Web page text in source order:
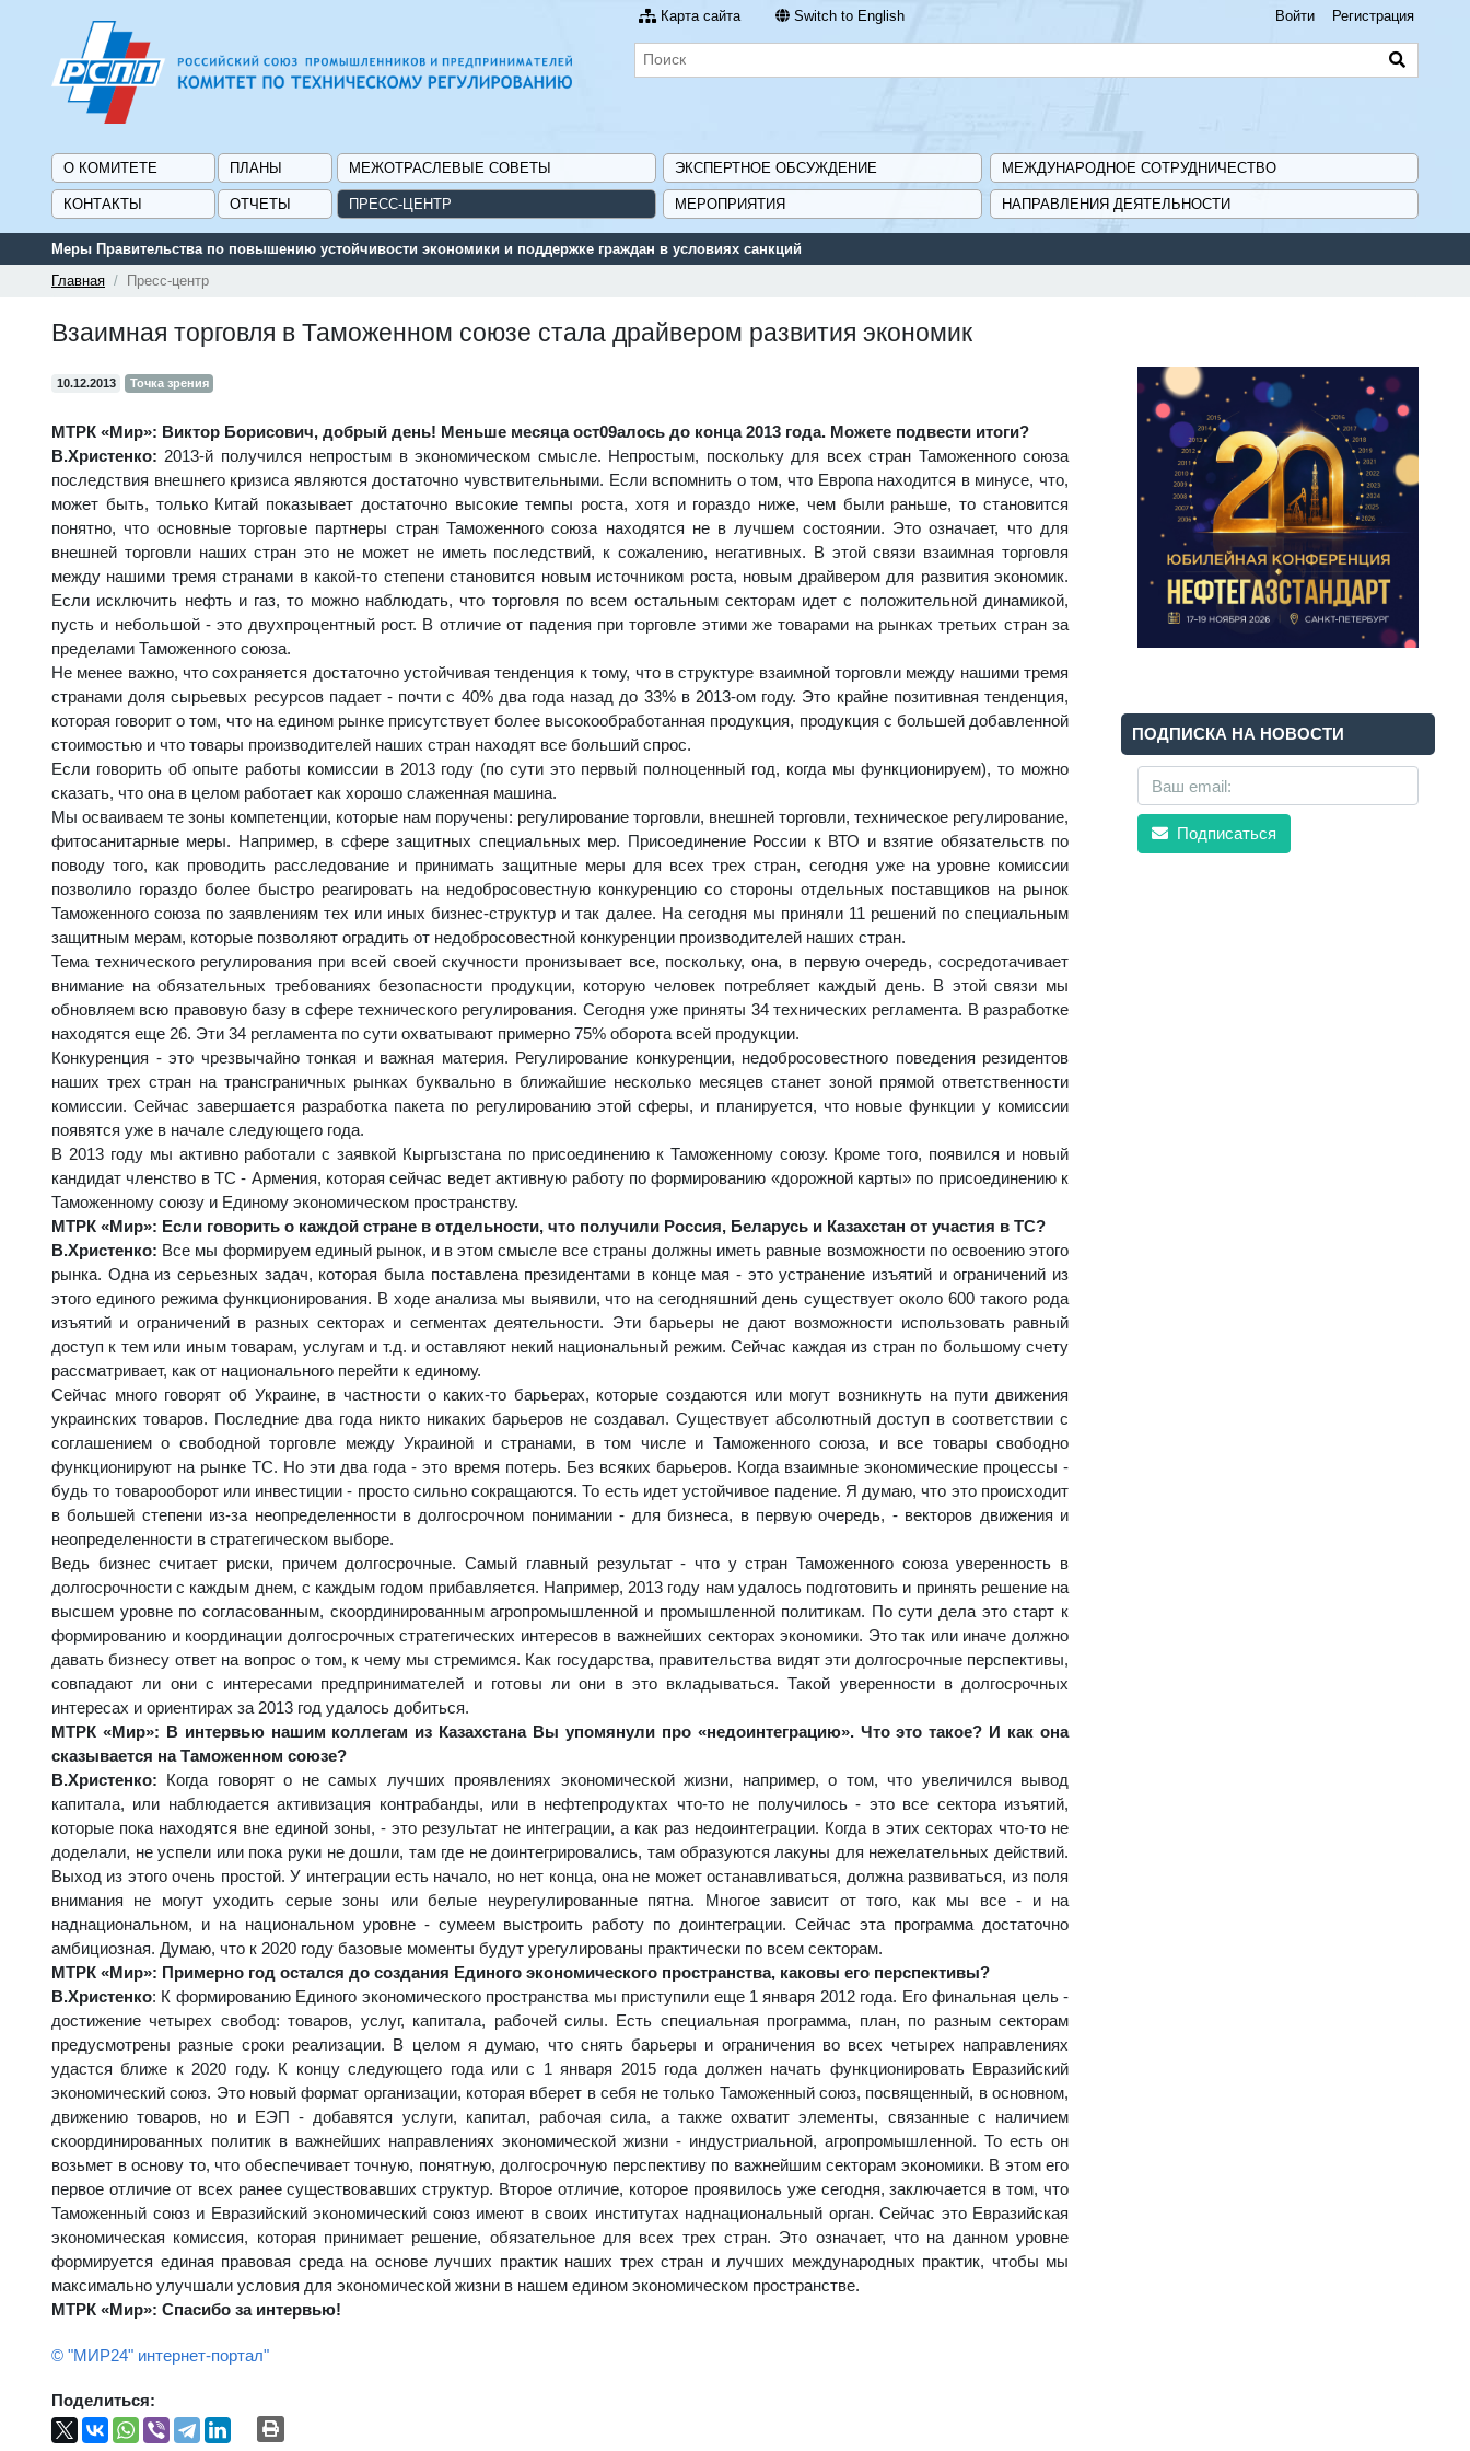
Карта сайта Switch to English Войти Регистрация
О КОМИТЕТЕ ПЛАНЫ МЕЖОТРАСЛЕВЫЕ СОВЕТЫ ЭКСПЕРТНОЕ ОБСУЖДЕНИЕ МЕЖДУНАРОДНОЕ СОТРУДНИЧЕСТВО
КОНТАКТЫ ОТЧЕТЫ ПРЕСС-ЦЕНТР МЕРОПРИЯТИЯ НАПРАВЛЕНИЯ ДЕЯТЕЛЬНОСТИ
Меры Правительства по повышению устойчивости экономики и поддержке граждан в условиях санкций
Главная
Пресс-центр
Взаимная торговля в Таможенном союзе стала драйвером развития экономик
10.12.2013 Точка зрения
МТРК «Мир»: Виктор Борисович, добрый день! Меньше месяца ост09алось до конца 2013 года. Можете подвести итоги?
В.Христенко: 2013-й получился непростым в экономическом смысле. Непростым, поскольку для всех стран Таможенного союза
последствия внешнего кризиса являются достаточно чувствительными. Если вспомнить о том, что Европа находится в минусе, что,
может быть, только Китай показывает достаточно высокие темпы роста, хотя и гораздо ниже, чем были раньше, то становится
понятно, что основные торговые партнеры стран Таможенного союза находятся не в лучшем состоянии. Это означает, что для
внешней торговли наших стран это не может не иметь последствий, к сожалению, негативных. В этой связи взаимная торговля
между нашими тремя странами в какой-то степени становится новым источником роста, новым драйвером для развития экономик.
Если исключить нефть и газ, то можно наблюдать, что торговля по всем остальным секторам идет с положительной динамикой,
пусть и небольшой - это двухпроцентный рост. В отличие от падения при торговле этими же товарами на рынках третьих стран за
пределами Таможенного союза.
Не менее важно, что сохраняется достаточно устойчивая тенденция к тому, что в структуре взаимной торговли между нашими тремя
странами доля сырьевых ресурсов падает - почти с 40% два года назад до 33% в 2013-ом году. Это крайне позитивная тенденция,
которая говорит о том, что на едином рынке присутствует более высокообработанная продукция, продукция с большей добавленной
стоимостью и что товары производителей наших стран находят все больший спрос.
Если говорить об опыте работы комиссии в 2013 году (по сути это первый полноценный год, когда мы функционируем), то можно
сказать, что она в целом работает как хорошо слаженная машина.
Мы осваиваем те зоны компетенции, которые нам поручены: регулирование торговли, внешней торговли, техническое регулирование,
фитосанитарные меры. Например, в сфере защитных специальных мер. Присоединение России к ВТО и взятие обязательств по
поводу того, как проводить расследование и принимать защитные меры для всех трех стран, сегодня уже на уровне комиссии
позволило гораздо более быстро реагировать на недобросовестную конкуренцию со стороны отдельных поставщиков на рынок
Таможенного союза по заявлениям тех или иных бизнес-структур и так далее. На сегодня мы приняли 11 решений по специальным
защитным мерам, которые позволяют оградить от недобросовестной конкуренции производителей наших стран.
Тема технического регулирования при всей своей скучности пронизывает все, поскольку, она, в первую очередь, сосредотачивает
внимание на обязательных требованиях безопасности продукции, которую человек потребляет каждый день. В этой связи мы
обновляем всю правовую базу в сфере технического регулирования. Сегодня уже приняты 34 технических регламента. В разработке
находятся еще 26. Эти 34 регламента по сути охватывают примерно 75% оборота всей продукции.
Конкуренция - это чрезвычайно тонкая и важная материя. Регулирование конкуренции, недобросовестного поведения резидентов
наших трех стран на трансграничных рынках буквально в ближайшие несколько месяцев станет зоной прямой ответственности
комиссии. Сейчас завершается разработка пакета по регулированию этой сферы, и планируется, что новые функции у комиссии
появятся уже в начале следующего года.
В 2013 году мы активно работали с заявкой Кыргызстана по присоединению к Таможенному союзу. Кроме того, появился и новый
кандидат членство в ТС - Армения, которая сейчас ведет активную работу по формированию «дорожной карты» по присоединению к
Таможенному союзу и Единому экономическом пространству.
МТРК «Мир»: Если говорить о каждой стране в отдельности, что получили Россия, Беларусь и Казахстан от участия в ТС?
В.Христенко: Все мы формируем единый рынок, и в этом смысле все страны должны иметь равные возможности по освоению этого
рынка. Одна из серьезных задач, которая была поставлена президентами в конце мая - это устранение изъятий и ограничений из
этого единого режима функционирования. В ходе анализа мы выявили, что на сегодняшний день существует около 600 такого рода
изъятий и ограничений в разных секторах и сегментах деятельности. Эти барьеры не дают возможности использовать равный
доступ к тем или иным товарам, услугам и т.д. и оставляют некий национальный режим. Сейчас каждая из стран по большому счету
рассматривает, как от национального перейти к единому.
Сейчас много говорят об Украине, в частности о каких-то барьерах, которые создаются или могут возникнуть на пути движения
украинских товаров. Последние два года никто никаких барьеров не создавал. Существует абсолютный доступ в соответствии с
соглашением о свободной торговле между Украиной и странами, в том числе и Таможенного союза, и все товары свободно
функционируют на рынке ТС. Но эти два года - это время потерь. Без всяких барьеров. Когда взаимные экономические процессы -
будь то товарооборот или инвестиции - просто сильно сокращаются. То есть идет устойчивое падение. Я думаю, что это происходит
в большей степени из-за неопределенности в долгосрочном понимании - для бизнеса, в первую очередь, - векторов движения и
неопределенности в стратегическом выборе.
Ведь бизнес считает риски, причем долгосрочные. Самый главный результат - что у стран Таможенного союза уверенность в
долгосрочности с каждым днем, с каждым годом прибавляется. Например, 2013 году нам удалось подготовить и принять решение на
высшем уровне по согласованным, скоординированным агропромышленной и промышленной политикам. По сути дела это старт к
формированию и координации долгосрочных стратегических интересов в важнейших секторах экономики. Это так или иначе должно
давать бизнесу ответ на вопрос о том, к чему мы стремимся. Как государства, правительства видят эти долгосрочные перспективы,
совпадают ли они с интересами предпринимателей и готовы ли они в это вкладываться. Такой уверенности в долгосрочных
интересах и ориентирах за 2013 год удалось добиться.
МТРК «Мир»: В интервью нашим коллегам из Казахстана Вы упомянули про «недоинтеграцию». Что это такое? И как она
сказывается на Таможенном союзе?
В.Христенко: Когда говорят о не самых лучших проявлениях экономической жизни, например, о том, что увеличился вывод
капитала, или наблюдается активизация контрабанды, или в нефтепродуктах что-то не получилось - это все сектора изъятий,
которые пока находятся вне единой зоны, - это результат не интеграции, а как раз недоинтеграции. Когда в этих секторах что-то не
доделали, не успели или пока руки не дошли, там где не доинтегрировались, там образуются лакуны для нежелательных действий.
Выход из этого очень простой. У интеграции есть начало, но нет конца, она не может останавливаться, должна развиваться, из поля
внимания не могут уходить серые зоны или белые неурегулированные пятна. Многое зависит от того, как мы все - и на
наднациональном, и на национальном уровне - сумеем выстроить работу по доинтеграции. Сейчас эта программа достаточно
амбициозная. Думаю, что к 2020 году базовые моменты будут урегулированы практически по всем секторам.
МТРК «Мир»: Примерно год остался до создания Единого экономического пространства, каковы его перспективы?
В.Христенко: К формированию Единого экономического пространства мы приступили еще 1 января 2012 года. Его финальная цель -
достижение четырех свобод: товаров, услуг, капитала, рабочей силы. Есть специальная программа, план, по разным секторам
предусмотрены разные сроки реализации. В целом я думаю, что снять барьеры и ограничения во всех четырех направлениях
удастся ближе к 2020 году. К концу следующего года или с 1 января 2015 года должен начать функционировать Евразийский
экономический союз. Это новый формат организации, которая вберет в себя не только Таможенный союз, посвященный, в основном,
движению товаров, но и ЕЭП - добавятся услуги, капитал, рабочая сила, а также охватит элементы, связанные с наличием
скоординированных политик в важнейших направлениях экономической жизни - индустриальной, агропромышленной. То есть он
возьмет в основу то, что обеспечивает точную, понятную, долгосрочную перспективу по важнейшим секторам экономики. В этом его
первое отличие от всех ранее существовавших структур. Второе отличие, которое проявилось уже сегодня, заключается в том, что
Таможенный союз и Евразийский экономический союз имеют в своих институтах наднациональный орган. Сейчас это Евразийская
экономическая комиссия, которая принимает решение, обязательное для всех трех стран. Это означает, что на данном уровне
формируется единая правовая среда на основе лучших практик наших трех стран и лучших международных практик, чтобы мы
максимально улучшали условия для экономической жизни в нашем едином экономическом пространстве.
МТРК «Мир»: Спасибо за интервью!
© "МИР24" интернет-портал"
Поделиться:
ПОДПИСКА НА НОВОСТИ
Подписаться